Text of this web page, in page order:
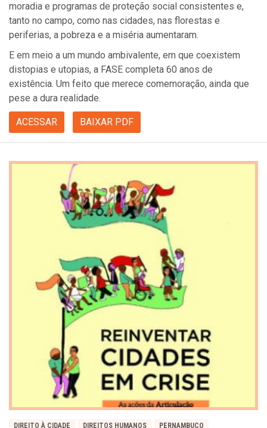
moradia e programas de proteção social consistentes e,
tanto no campo, como nas cidades, nas florestas e
periferias, a pobreza e a miséria aumentaram.
E em meio a um mundo ambivalente, em que coexistem
distopias e utopias, a FASE completa 60 anos de
existência. Um feito que merece comemoração, ainda que
pese a dura realidade.
ACESSAR BAIXAR PDF
DIREITO À CIDADE DIREITOS HUMANOS PERNAMBUCO